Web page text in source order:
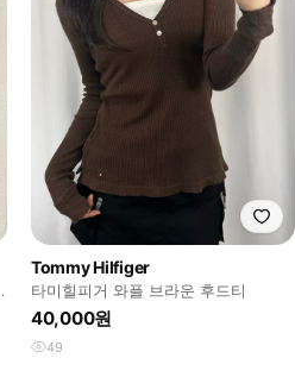
Tommy Hilfiger
타미힐피거 와플 브라운 후드티
40,000원
49